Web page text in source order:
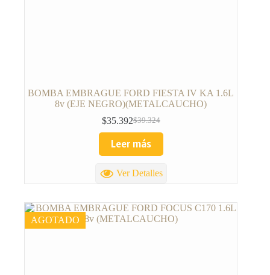
BOMBA EMBRAGUE FORD FIESTA IV KA 1.6L
8v (EJE NEGRO)(METALCAUCHO)
$39.324
$35.392
Leer más
Ver Detalles
AGOTADO